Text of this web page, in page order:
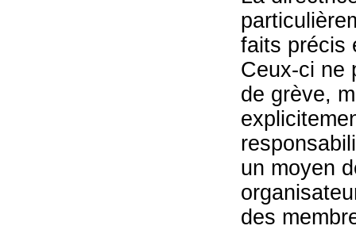
faits précis
Ceux-ci ne
de grève,
un moyen
des